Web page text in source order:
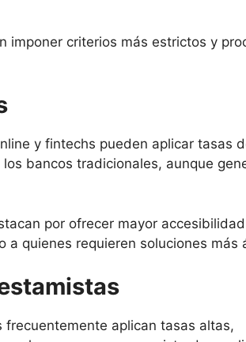
imponer criterios más estrictos y
y fintechs pueden aplicar tasas
bancos tradicionales, aunque
por ofrecer mayor
quienes requieren soluciones más
aplican tasas altas,